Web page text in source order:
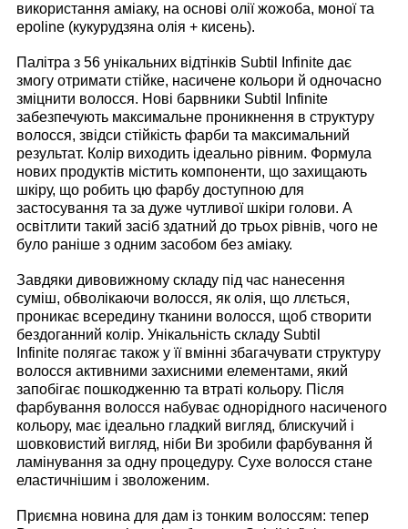
використання аміаку, на основі олії жожоба, моної та
epoline (кукурудзяна олія + кисень).
Палітра з 56 унікальних відтінків Subtil Infinite дає
змогу отримати стійке, насичене кольори й одночасно
зміцнити волосся. Нові барвники Subtil Infinite
забезпечують максимальне проникнення в структуру
волосся, звідси стійкість фарби та максимальний
результат. Колір виходить ідеально рівним. Формула
нових продуктів містить компоненти, що захищають
шкіру, що робить цю фарбу доступною для
застосування та за дуже чутливої шкіри голови. А
освітлити такий засіб здатний до трьох рівнів, чого не
було раніше з одним засобом без аміаку.
Завдяки дивовижному складу під час нанесення
суміш, обволікаючи волосся, як олія, що ллється,
проникає всередину тканини волосся, щоб створити
бездоганний колір. Унікальність складу Subtil
Infinite полягає також у її вмінні збагачувати структуру
волосся активними захисними елементами, який
запобігає пошкодженню та втраті кольору. Після
фарбування волосся набуває однорідного насиченого
кольору, має ідеально гладкий вигляд, блискучий і
шовковистий вигляд, ніби Ви зробили фарбування й
ламінування за одну процедуру. Сухе волосся стане
еластичнішим і зволоженим.
Приємна новина для дам із тонким волоссям: тепер